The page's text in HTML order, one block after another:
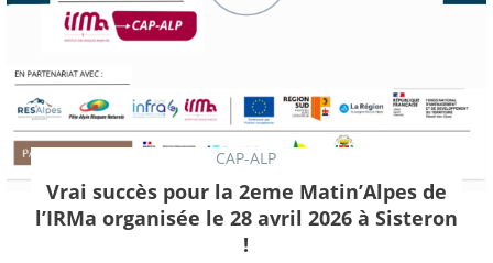
CAP-ALP
Vrai succès pour la 2eme Matin’Alpes de
l’IRMa organisée le 28 avril 2026 à Sisteron
!